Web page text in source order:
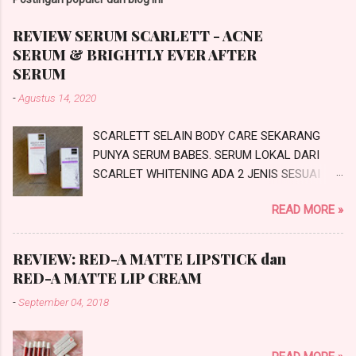
REVIEW SERUM SCARLETT - ACNE
SERUM & BRIGHTLY EVER AFTER
SERUM
-Agustus 14, 2020
SCARLETT SELAIN BODY CARE SEKARANG
PUNYA SERUM BABES. SERUM LOKAL DARI
SCARLET WHITENING ADA 2 JENIS SESUAI
SCARLETTACNE SERUM DAN SCARLETT
BRIGHTLY EVER AFTER SERUM. INI REVIEW
SERUM SCARLETT SESUAI JANJI SAYA DI
#IchaMauCerita. PRODUCT KNOWLEDGE
SCARLETT SERUM Scarlett Whitening saat ini
merambah dari Body Care ke SkinCare
READ MORE »
REVIEW: RED-A MATTE LIPSTICK dan
RED-A MATTE LIP CREAM
-September 04, 2018